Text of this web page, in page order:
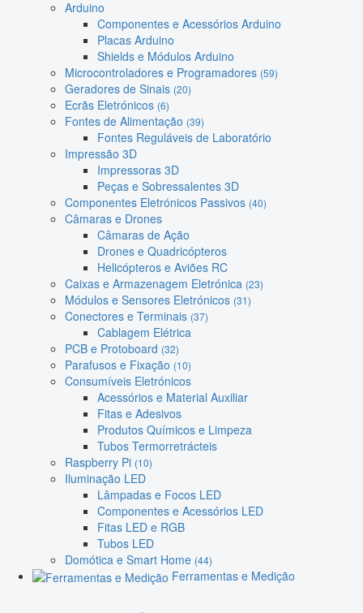
Arduino
Componentes e Acessórios Arduino
Placas Arduino
Shields e Módulos Arduino
Microcontroladores e Programadores (59)
Geradores de Sinais (20)
Ecrãs Eletrónicos (6)
Fontes de Alimentação (39)
Fontes Reguláveis de Laboratório
Impressão 3D
Impressoras 3D
Peças e Sobressalentes 3D
Componentes Eletrónicos Passivos (40)
Câmaras e Drones
Câmaras de Ação
Drones e Quadricópteros
Helicópteros e Aviões RC
Caixas e Armazenagem Eletrónica (23)
Módulos e Sensores Eletrónicos (31)
Conectores e Terminais (37)
Cablagem Elétrica
PCB e Protoboard (32)
Parafusos e Fixação (10)
Consumíveis Eletrónicos
Acessórios e Material Auxiliar
Fitas e Adesivos
Produtos Químicos e Limpeza
Tubos Termorretrácteis
Raspberry Pi (10)
Iluminação LED
Lâmpadas e Focos LED
Componentes e Acessórios LED
Fitas LED e RGB
Tubos LED
Domótica e Smart Home (44)
Ferramentas e Medição